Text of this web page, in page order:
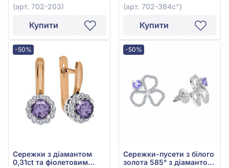
(арт. 702-203)
Купити
(арт. 702-384с^)
Купити
-50%
Сережки з діамантом
0,31ct та фіолетовим
-50%
Сережки-пусети з білого
золота 585° з діамантом